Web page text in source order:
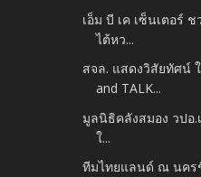
เอ็ม บี เค เซ็นเตอร์
ไต้หว...
สจล. แสดงวิสัยทัศน์
and TALK...
มูลนิธิคลังสมอง วปอ
ใ...
ทีมไทยแลนด์ ณ นคร